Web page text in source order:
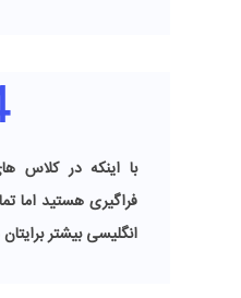
با اینکه در کلاس
فراگیری هستید اما
انگلیسی بیشتر